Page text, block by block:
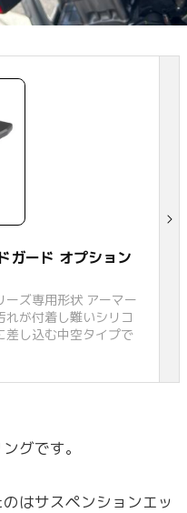
ガード オプション
ーズ専用形状 アーマー
が付着し難いシリコ
差し込む中空タイプで
グです。
はサスペンションエッ